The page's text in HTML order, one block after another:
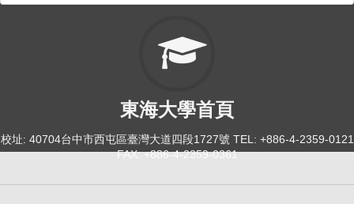
東海大學首頁
校址: 40704台中市西屯區臺灣大道四段1727號 TEL: +886-4-2359-0121
FAX: +886-4-2359-0361